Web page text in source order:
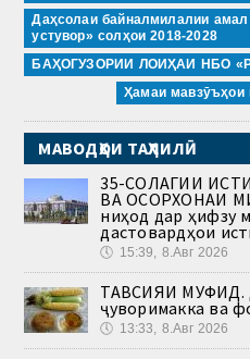
Даҳсолаи байналмилалии
устувор» солҳои 2018-2028
БАҲОГУЗОРИИ ЛОИҲАИ НБО
Ҳамаи мавзӯъҳои
МАВОДҲОИ ТАҲЛИЛӢ
35-СОЛАГИИ
ВА ОСОРХОНАИ
ниҳод дар ҳифзу
дастовардҳои
🕔 15:39, 8.Авг 2026
ТАВСИЯИ МУФИД.
ҷуворимакка ва
🕔 13:33, 8.Авг 2026